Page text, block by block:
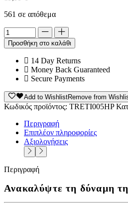
561 σε απόθεμα
Προσθήκη στο καλάθι
14 Day Returns
Money Back Guaranteed
Secure Payments
Add to WishlistRemove from
Κωδικός προϊόντος: TRETI005HP
Περιγραφή
Επιπλέον πληροφορίες
Αξιολογήσεις
Περιγραφή
Ανακαλύψτε τη δύναμη